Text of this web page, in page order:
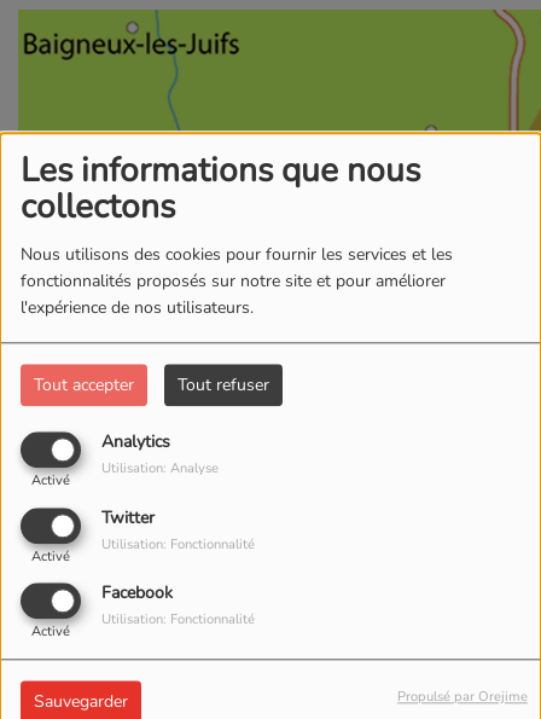
Les informations que nous
collectons
Nous utilisons des cookies pour fournir les services et les
fonctionnalités proposés sur notre site et pour améliorer
l'expérience de nos utilisateurs.
Tout accepter Tout refuser
Analytics
Activé
Utilisation: Analyse
Twitter
Activé
Utilisation: Fonctionnalité
Facebook
Activé
Utilisation: Fonctionnalité
Sauvegarder Propulsé par Orejime